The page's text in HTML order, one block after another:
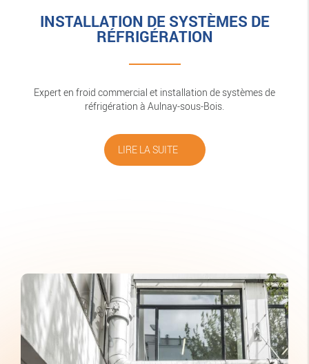
INSTALLATION DE SYSTÈMES DE
RÉFRIGÉRATION
Expert en froid commercial et installation de systèmes de
réfrigération à Aulnay-sous-Bois.
LIRE LA SUITE